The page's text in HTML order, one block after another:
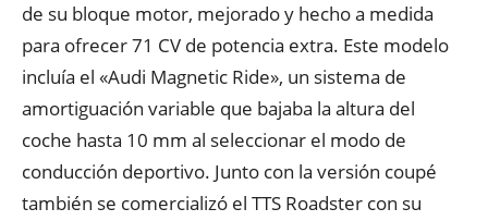
de su bloque motor, mejorado y hecho a medida
para ofrecer 71 CV de potencia extra. Este modelo
incluía el «Audi Magnetic Ride», un sistema de
amortiguación variable que bajaba la altura del
coche hasta 10 mm al seleccionar el modo de
conducción deportivo. Junto con la versión coupé
también se comercializó el TTS Roadster con su